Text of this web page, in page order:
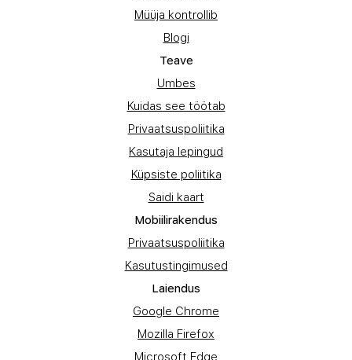
Müüja kontrollib
Blogi
Teave
Umbes
Kuidas see töötab
Privaatsuspoliitika
Kasutaja lepingud
Küpsiste poliitika
Saidi kaart
Mobiilirakendus
Privaatsuspoliitika
Kasutustingimused
Laiendus
Google Chrome
Mozilla Firefox
Microsoft Edge